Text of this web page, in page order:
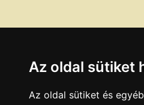
Az oldal sütiket
Az oldal sütiket és